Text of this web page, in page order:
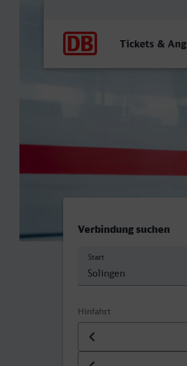
Tickets &
Solingen Hbf -
Verbindung suchen
Start
Hinfahrt
Datum der Hinfahrt
Uhrzeit der Hinfahrt